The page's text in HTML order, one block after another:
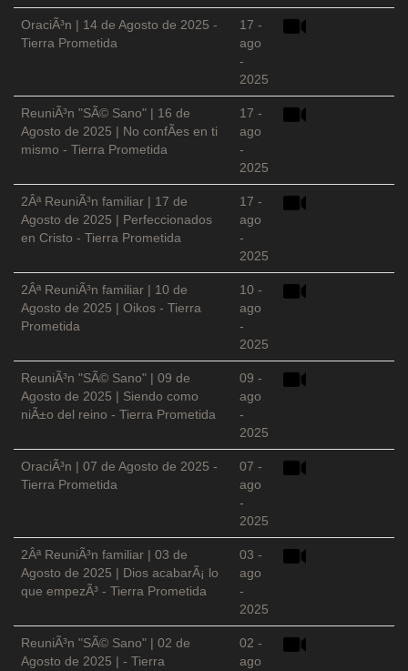
OraciÃ³n | 14 de Agosto de 2025 -
Tierra Prometida
17 -
ago
-
2025
ReuniÃ³n "SÃ© Sano" | 16 de
Agosto de 2025 | No confÃ­es en ti
mismo - Tierra Prometida
17 -
ago
-
2025
2Âª ReuniÃ³n familiar | 17 de
Agosto de 2025 | Perfeccionados
en Cristo - Tierra Prometida
17 -
ago
-
2025
2Âª ReuniÃ³n familiar | 10 de
Agosto de 2025 | Oikos - Tierra
Prometida
10 -
ago
-
2025
ReuniÃ³n "SÃ© Sano" | 09 de
Agosto de 2025 | Siendo como
niÃ±o del reino - Tierra Prometida
09 -
ago
-
2025
OraciÃ³n | 07 de Agosto de 2025 -
Tierra Prometida
07 -
ago
-
2025
2Âª ReuniÃ³n familiar | 03 de
Agosto de 2025 | Dios acabarÃ¡ lo
que empezÃ³ - Tierra Prometida
03 -
ago
-
2025
ReuniÃ³n "SÃ© Sano" | 02 de
Agosto de 2025 | - Tierra
02 -
ago